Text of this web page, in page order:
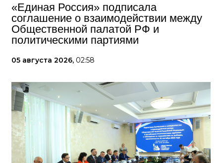
«Единая Россия» подписала
соглашение о взаимодействии между
Общественной палатой РФ и
политическими партиями
05 августа 2026, 02:58